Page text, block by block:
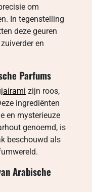
om
In tegenstelling
deze geuren
en
Parfums
zijn roos,
ingrediënten
en mysterieuze
genoemd, is
beschouwd als
Arabische